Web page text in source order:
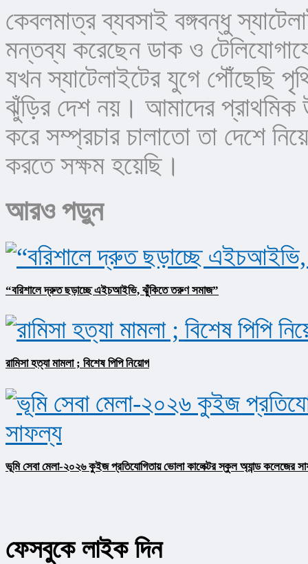
কেবলমাত্র ব্যবসাই বঙ্গবন্ধু
মন্তব্য করেছেন ডাক ও
যখন স্যাটেলাইটের যুগে পৌঁছেছি
ঝুঁড়ির দেশ নয়। আমাদের প্রাথমিক
করে সম্প্রচার চালাতো তা দেশে
করতে সক্ষম হয়েছি।
আরও পড়ুন
“বরিশালে দ্রুত ছড়াচ্ছে এইচআইভি, ঝুঁকিতে তরুণ সমাজ”
রামিসা হত্যা মামলা ; বিশেষ পিপি নিয়োগ
ভূমি সেবা মেলা-২০২৬ কুইজ প্রতিযোগিতায় ভোলা কালেক্টর স্কুল অ্যান্ড কলেজের
ফেসবুকে লাইক দিন